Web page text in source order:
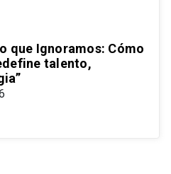
que Ignoramos: Cómo
talento,